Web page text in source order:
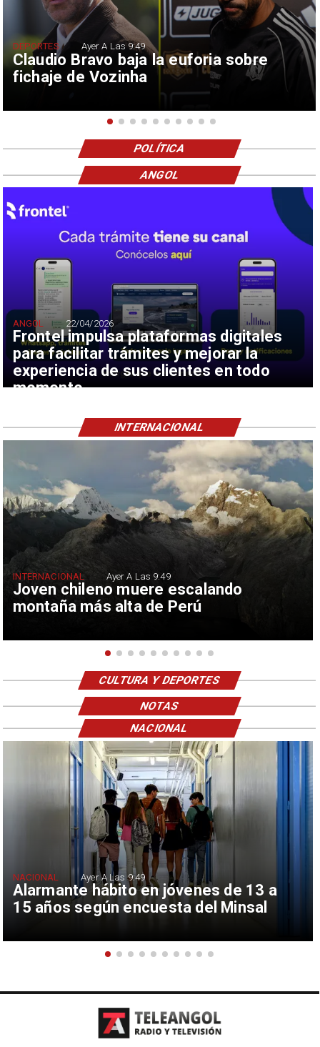
Claudio Bravo baja la euforia sobre
fichaje de Vozinha
DEPORTES Ayer A Las 9:49
POLÍTICA
Frontel impulsa plataformas digitales
para facilitar trámites y mejorar la
experiencia de sus clientes en todo
momento
ANGOL 22/04/2026
ANGOL
Joven chileno muere escalando
montaña más alta de Perú
INTERNACIONAL Ayer A Las 9:49
INTERNACIONAL
CULTURA Y DEPORTES
NOTAS
Alarmante hábito en jóvenes de 13 a
15 años según encuesta del Minsal
NACIONAL Ayer A Las 9:49
NACIONAL